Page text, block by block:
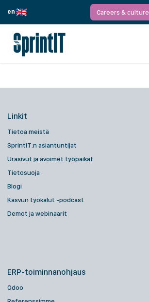
en
Careers & culture
Linkit
Tietoa meistä
SprintIT:n asiantuntijat
Urasivut ja avoimet työpaikat
Tietosuoja
Blogi
Kasvun työkalut -podcast
Demot ja webinaarit
ERP-toiminnanohjaus
Odoo